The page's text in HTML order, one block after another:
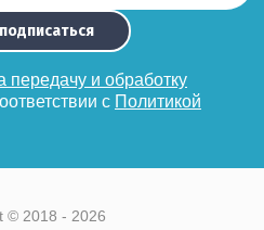
передачу и обработку
с Политикой
подписаться
© 2018 - 2026